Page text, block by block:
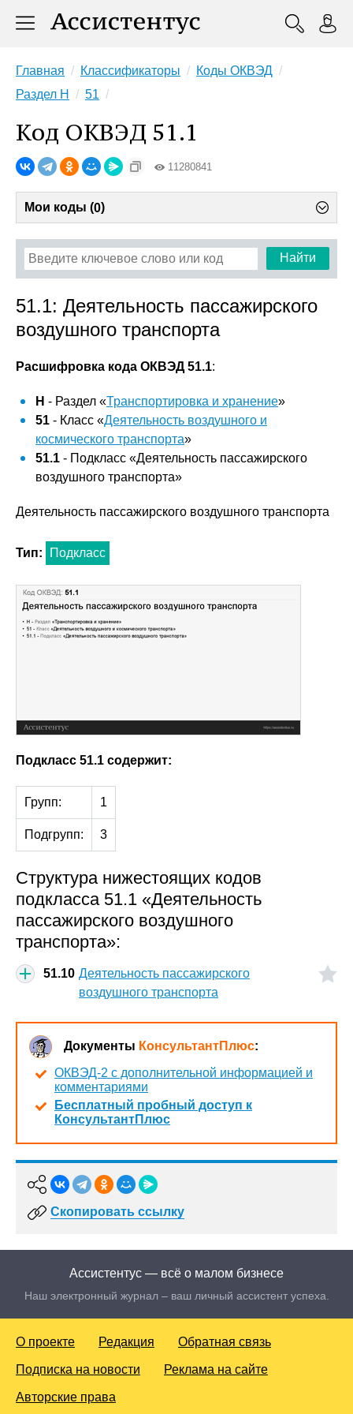
Главная Классификаторы
Коды ОКВЭД
Раздел H
51
Код ОКВЭД 51.1
11280841
Мои коды (0)
Найти
51.1: Деятельность пассажирского
воздушного транспорта
Расшифровка кода ОКВЭД 51.1:
H - Раздел «Транспортировка и хранение»
51 - Класс «Деятельность воздушного и
космического транспорта»
51.1 - Подкласс «Деятельность пассажирского
воздушного транспорта»
Деятельность пассажирского воздушного транспорта
Тип: Подкласс
Подкласс 51.1 содержит:
Групп: 1
Подгрупп: 3
Структура нижестоящих кодов
подкласса 51.1 «Деятельность
пассажирского воздушного
транспорта»:
51.10 Деятельность пассажирского
воздушного транспорта
Документы КонсультантПлюс:
ОКВЭД-2 с дополнительной информацией и
комментариями
Бесплатный пробный доступ к
КонсультантПлюс
Скопировать ссылку
Ассистентус — всё о малом бизнесе
Наш электронный журнал – ваш личный ассистент успеха.
О проекте Редакция Обратная связь
Подписка на новости Реклама на сайте
Авторские права